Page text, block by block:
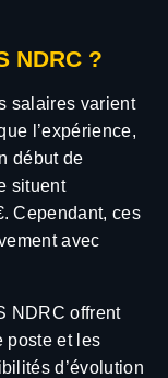
NDRC ?
salaires varient
l’expérience,
début de
situent
Cependant, ces
avec
NDRC offrent
poste et les
d’évolution